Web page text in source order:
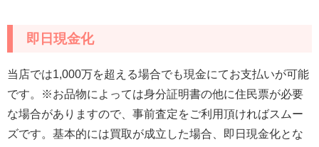
即日現金化
当店では1,000万を超える場合でも現金にてお支払いが可能
です。※お品物によっては身分証明書の他に住民票が必要
な場合がありますので、事前査定をご利用頂ければスムー
ズです。基本的には買取が成立した場合、即日現金化とな